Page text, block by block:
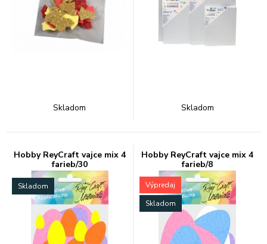
Skladom Skladom
Hobby ReyCraft vajce mix 4
farieb/30
Skladom
Hobby ReyCraft vajce mix 4
farieb/8
Výpredaj
Skladom